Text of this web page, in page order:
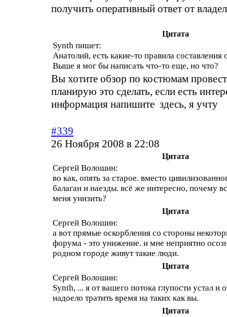
получить оперативный ответ от
Цитата
Synth пишет:
Анатолий, есть какие-то правила составления
Выше я мог бы написать что-то еще, но что?
Вы хотите обзор по костюмам
планирую это сделать, если есть
информация напишите здесь, я учту
#339
26 Ноября 2008 в 22:08
Цитата
Сергей Волошин:
во как, опять за старое. вместо
балаган и наезды. всё же интересно, почему
меня унизить?
Цитата
Сергей Волошин:
а вот прямые оскорбления со стороны
форума - это унижение. и мне неприятно
родном городе живут такие люди.
Цитата
Сергей Волошин:
Synth, ... я от вашего потока глупости устал и
надоело тратить время на таких как вы.
Цитата